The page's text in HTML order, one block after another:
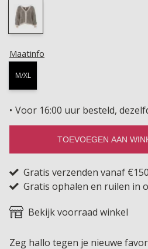
Maatinfo
M/XL
Voor 16:00 uur besteld,
TOEVOEGEN AAN
Gratis verzenden vanaf
Gratis ophalen en ruilen in
Bekijk voorraad winkel
Zeg hallo tegen je nieuwe